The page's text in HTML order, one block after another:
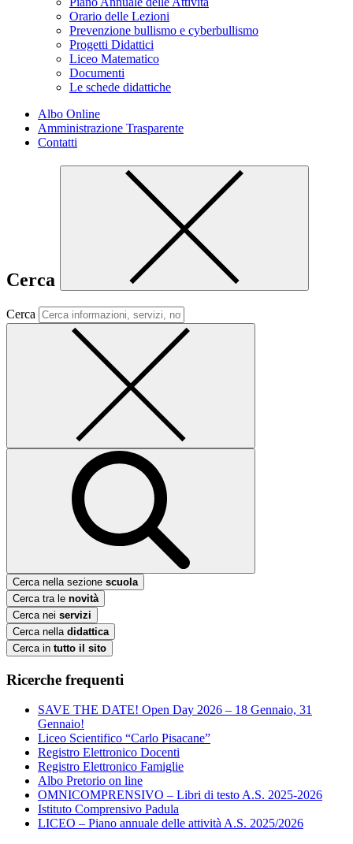
Orario delle Lezioni
Prevenzione bullismo e cyberbullismo
Progetti Didattici
Liceo Matematico
Documenti
Le schede didattiche
Albo Online
Amministrazione Trasparente
Contatti
Cerca
Cerca
Cerca nella sezione scuola
Cerca tra le novità
Cerca nei servizi
Cerca nella didattica
Cerca in tutto il sito
Ricerche frequenti
SAVE THE DATE! Open Day 2026 – 18 Gennaio, 31
Gennaio!
Liceo Scientifico “Carlo Pisacane”
Registro Elettronico Docenti
Registro Elettronico Famiglie
Albo Pretorio on line
OMNICOMPRENSIVO – Libri di testo A.S. 2025-2026
Istituto Comprensivo Padula
LICEO – Piano annuale delle attività A.S. 2025/2026